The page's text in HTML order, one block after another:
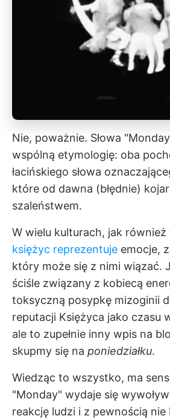
Nie, poważnie. Słowa
wspólną etymologię: oba
łacińskiego słowa
które od dawna (błędnie)
szaleństwem.
W wielu kulturach, jak również
księżyc reprezentuje emocje,
który może się z nimi wiązać.
ściśle związany z kobiecą
toksyczną posypkę mizoginii
reputacji Księżyca jako czasu
ale to zupełnie inny wpis na
skupmy się na poniedziałku.
Wiedząc to wszystko, ma
"Monday" wydaje się
reakcję ludzi i z pewnością nie